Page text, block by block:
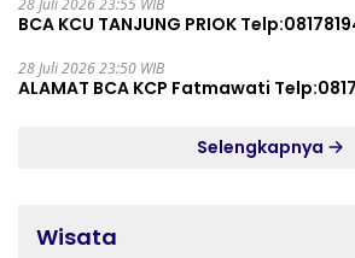
28 Juli 2026 23:55 WIB
BCA KCU TANJUNG PRIOK
28 Juli 2026 23:50 WIB
ALAMAT BCA KCP Fatmawati
Selengkapnya
Wisata